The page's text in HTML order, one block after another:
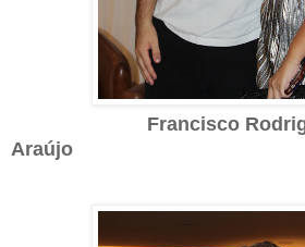
Francisco
Araújo